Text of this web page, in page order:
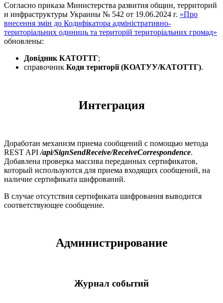
Согласно приказа Министерства развития общин, территорий
и инфраструктуры Украины № 542 от 19.06.2024 г. «Про
внесення змін до Кодифікатора адміністративно-
територіальних одиниць та територій територіальних громад»
обновлены:
Довідник КАТОТТГ;
справочник Коди території (КОАТУУ/КАТОТТГ).
Интеграция
Доработан механизм приема сообщений с помощью метода
REST API/api/SignSendReceive/ReceiveCorrespondence.
Добавлена проверка массива переданных сертификатов,
который используются для приема входящих сообщений, на
наличие сертификата шифрований.
В случае отсутствия сертификата шифрования выводится
соответствующее сообщение.
Администрирование
Журнал событий